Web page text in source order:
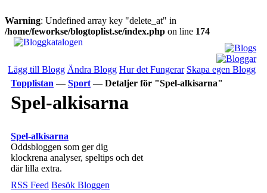
Warning: Undefined array key "delete_at" in
/home/feworkse/blogtoplist.se/index.php on line 174
Lägg till Blogg Ändra Blogg Hur det Fungerar Skapa egen Blogg
Topplistan — Sport — Detaljer för "Spel-alkisarna"
Spel-alkisarna
Spel-alkisarna
Oddsbloggen som ger dig
klockrena analyser, speltips och det
där lilla extra.
RSS Feed Besök Bloggen